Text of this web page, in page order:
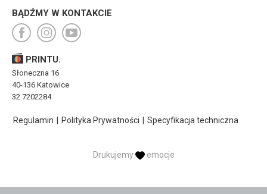
PRINTU.
Słoneczna 16
40-136 Katowice
32 7202284
BĄDŹMY W KONTAKCIE
Regulamin Polityka Prywatności Specyfikacja techniczna
Drukujemy emocje